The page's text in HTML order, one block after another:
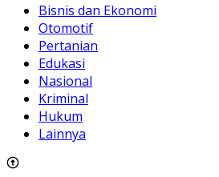
Bisnis dan Ekonomi
Otomotif
Pertanian
Edukasi
Nasional
Kriminal
Hukum
Lainnya